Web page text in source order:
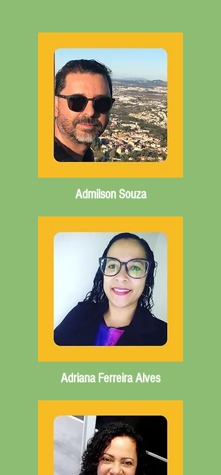
Admilson Souza
Adriana Ferreira Alves